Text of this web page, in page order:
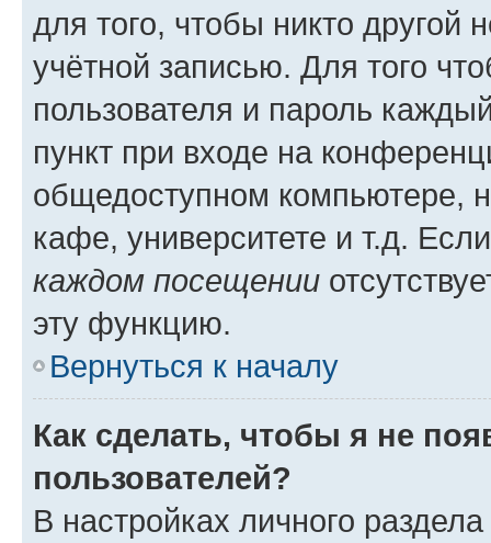
для того, чтобы никто другой
учётной записью. Для того
пользователя и пароль
пункт при входе на
общедоступном компьютере,
кафе, университете и т.д.
каждом посещении
эту функцию.
Вернуться к началу
Как сделать, чтобы я не
пользователей?
В настройках личного